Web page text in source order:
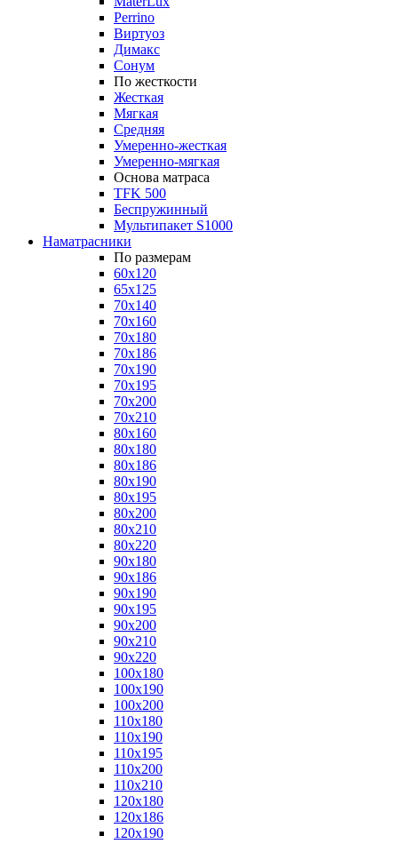
Perrino
Виртуоз
Димакс
Сонум
По жесткости
Жесткая
Мягкая
Средняя
Умеренно-жесткая
Умеренно-мягкая
Основа матраса
TFK 500
Беспружинный
Мультипакет S1000
Наматрасники
По размерам
60x120
65x125
70x140
70x160
70x180
70x186
70x190
70x195
70x200
70x210
80x160
80x180
80x186
80x190
80x195
80x200
80x210
80x220
90x180
90x186
90x190
90x195
90x200
90x210
90x220
100x180
100x190
100x200
110x180
110x190
110x195
110x200
110x210
120x180
120x186
120x190